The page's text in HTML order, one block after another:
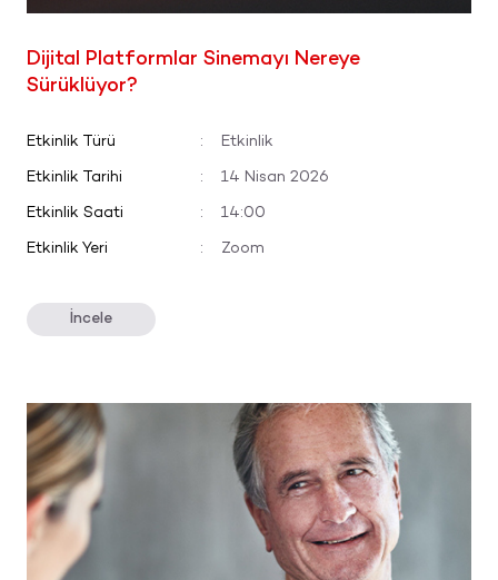
Dijital Platformlar Sinemayı Nereye
Sürüklüyor?
Etkinlik Türü : Etkinlik
Etkinlik Tarihi : 14 Nisan 2026
Etkinlik Saati : 14:00
Etkinlik Yeri : Zoom
İncele